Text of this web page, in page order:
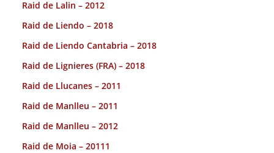
Raid de Lalin – 2012
Raid de Liendo – 2018
Raid de Liendo Cantabria – 2018
Raid de Lignieres (FRA) – 2018
Raid de Llucanes – 2011
Raid de Manlleu – 2011
Raid de Manlleu – 2012
Raid de Moia – 20111